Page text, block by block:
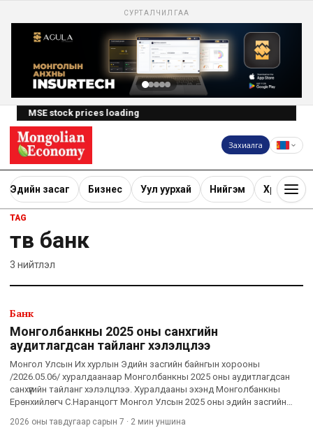
СУРТАЛЧИЛГАА
MSE stock prices loading
Захиалга
Эдийн засаг Бизнес Уул уурхай Нийгэм Хөрөнгө
TAG
төв банк
3 нийтлэл
Банк
Монголбанкны 2025 оны санхүүгийн
аудитлагдсан тайланг хэлэлцлээ
Монгол Улсын Их хурлын Эдийн засгийн байнгын хорооны
/2026.05.06/ хуралдаанаар Монголбанкны 2025 оны аудитлагдсан
санхүүгийн тайланг хэлэлцлээ. Хуралдааны эхэнд Монголбанкны
Ерөнхийлөгч С.Наранцогт Монгол Улсын 2025 оны эдийн засгийн
2026 оны тавдугаар сарын 7 · 2 мин уншина